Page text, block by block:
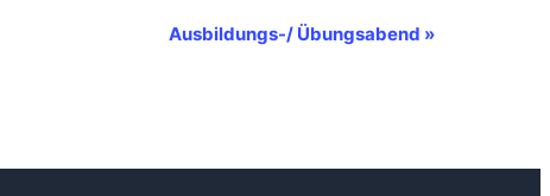
Ausbildungs-/ Übungsabend »